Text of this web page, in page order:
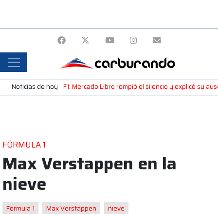
Noticias de hoy F1: Mercado Libre rompió el silencio y explicó su
FÓRMULA 1
Max Verstappen en la
nieve
Formula 1 Max Verstappen nieve